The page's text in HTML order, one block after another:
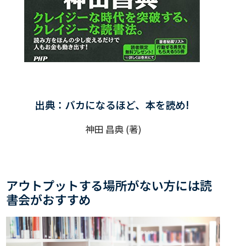
出典： バカになるほど、本を読め!
神田 昌典 (著)
アウトプットする場所がない方には読
書会がおすすめ